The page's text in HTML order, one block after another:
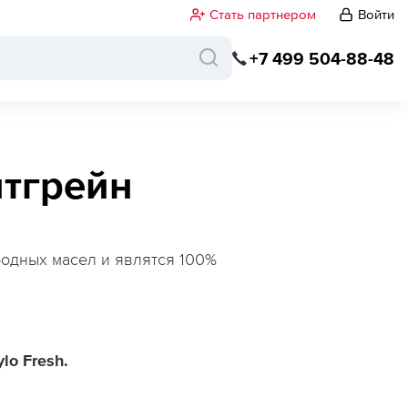
Стать партнером Войти
+7 499 504-88-48
масел и являтся 100%
Fresh.